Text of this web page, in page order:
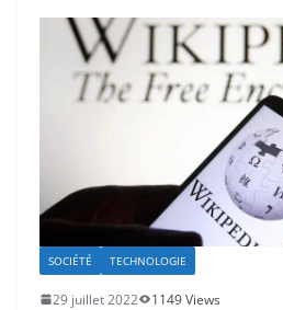
SOCIÉTÉ TECHNOLOGIE
29 juillet 2022
1149 Views